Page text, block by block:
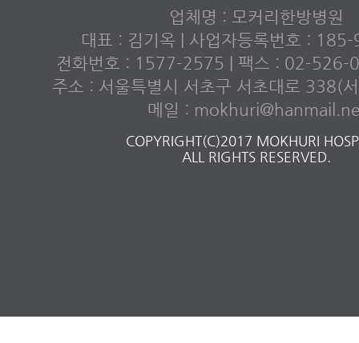
업체명 : 모커리한방병원
대표 : 김기옥 | 사업자등록번호 :
전화번호 : 1577-2575 | 팩스 : 02-526-
주소 : 서울특별시 서초구 서초대로 338(
메일 :
COPYRIGHT(C)2017 MOKHURI
ALL RIGHTS RESERVED.